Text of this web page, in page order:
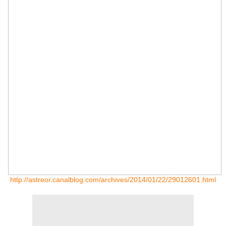
http://astreor.canalblog.com/archives/2014/01/22/29012601.html